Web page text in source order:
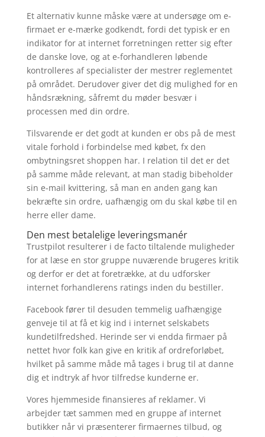
Et alternativ kunne måske være at undersøge om e-
firmaet er e-mærke godkendt, fordi det typisk er en
indikator for at internet forretningen retter sig efter
de danske love, og at e-forhandleren løbende
kontrolleres af specialister der mestrer reglementet
på området. Derudover giver det dig mulighed for en
håndsrækning, såfremt du møder besvær i
processen med din ordre.
Tilsvarende er det godt at kunden er obs på de mest
vitale forhold i forbindelse med købet, fx den
ombytningsret shoppen har. I relation til det er det
på samme måde relevant, at man stadig bibeholder
sin e-mail kvittering, så man en anden gang kan
bekræfte sin ordre, uafhængig om du skal købe til en
herre eller dame.
Den mest betalelige leveringsmanér
Trustpilot resulterer i de facto tiltalende muligheder
for at læse en stor gruppe nuværende brugeres kritik
og derfor er det at foretrække, at du udforsker
internet forhandlerens ratings inden du bestiller.
Facebook fører til desuden temmelig uafhængige
genveje til at få et kig ind i internet selskabets
kundetilfredshed. Herinde ser vi endda firmaer på
nettet hvor folk kan give en kritik af ordreforløbet,
hvilket på samme måde må tages i brug til at danne
dig et indtryk af hvor tilfredse kunderne er.
Vores hjemmeside finansieres af reklamer. Vi
arbejder tæt sammen med en gruppe af internet
butikker når vi præsenterer firmaernes tilbud, og